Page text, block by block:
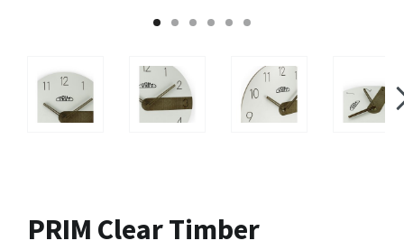
PRIM Clear Timber